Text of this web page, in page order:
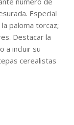
Especial
paloma torcaz;
Destacar la
a incluir su
cerealistas